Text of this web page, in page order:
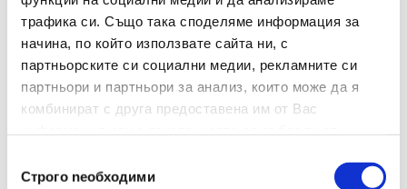
трафика си. Също така споделяме информация за
начина, по който използвате сайта ни, с
партньорските си социални медии, рекламните си
партньори и партньори за анализ, които може да я
комбинират с друга предоставена им от Вас
наСтрого nеобходими
Брой В Опаковка 45
Размери(мм) 28